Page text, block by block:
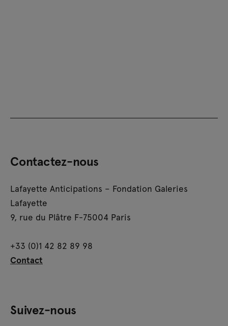
Contactez-nous
Lafayette Anticipations – Fondation Galeries
Lafayette
9, rue du Plâtre F-75004 Paris
+33 (0)1 42 82 89 98
Contact
Suivez-nous